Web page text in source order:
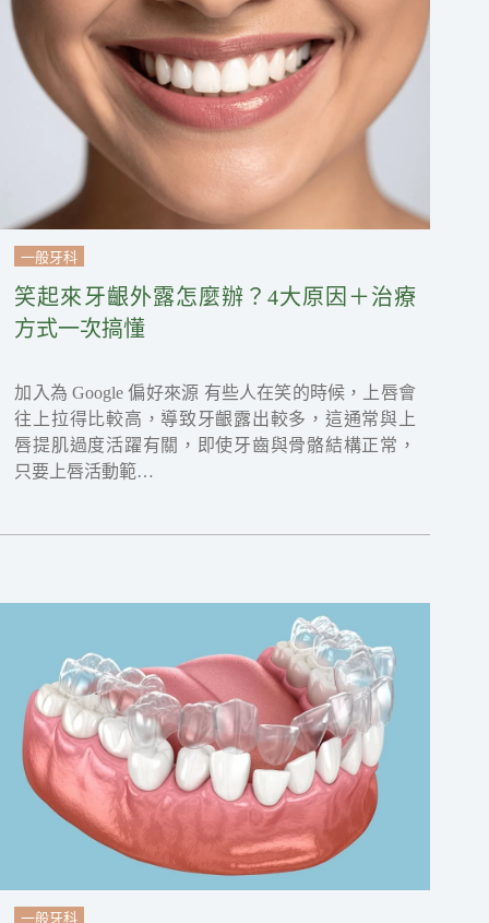
一般牙科
笑起來牙齦外露怎麼辦？4大原因＋治療
方式一次搞懂
加入為 Google 偏好來源 有些人在笑的時候，上唇會
往上拉得比較高，導致牙齦露出較多，這通常與上
唇提肌過度活躍有關，即使牙齒與骨骼結構正常，
只要上唇活動範…
一般牙科